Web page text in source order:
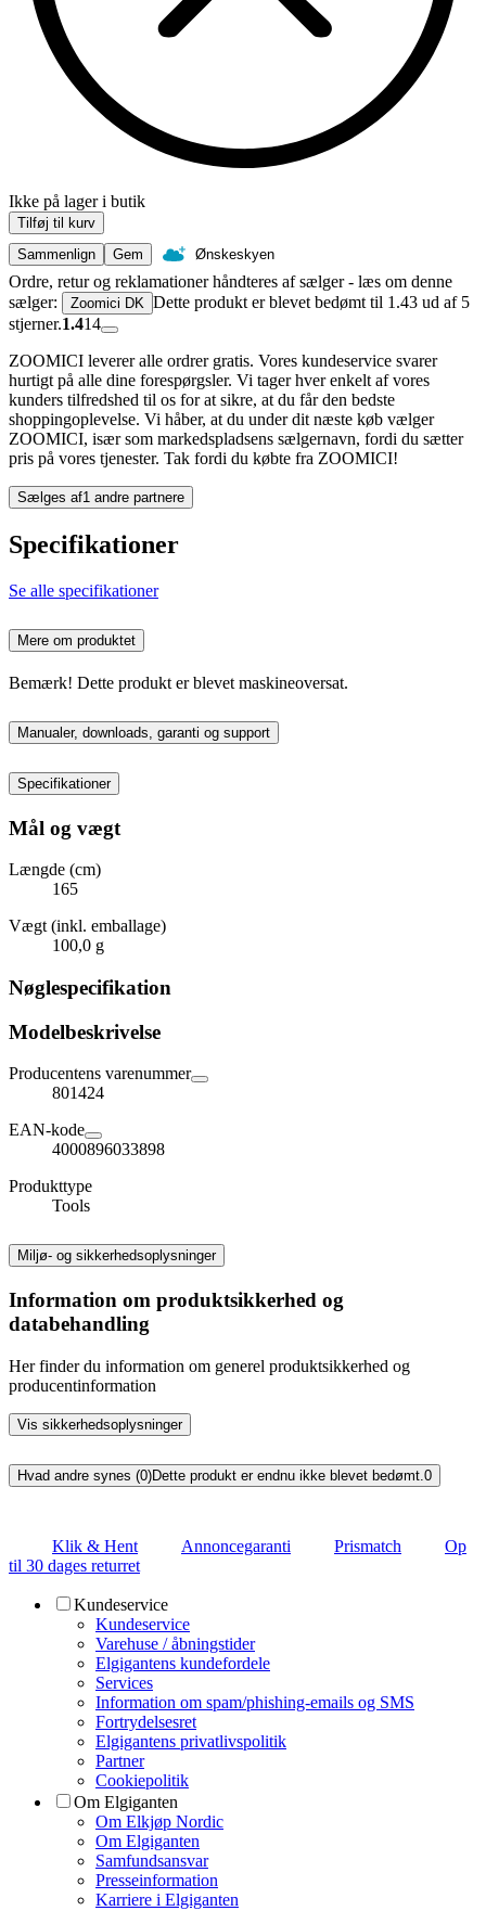
Ikke på lager i butik
Tilføj til kurv
Sammenlign
Gem Ønskeskyen
Ordre, retur og reklamationer håndteres af sælger - læs om denne
sælger:
Zoomici DK Dette produkt er blevet bedømt til 1.43 ud af 5
stjerner.1.414
ZOOMICI leverer alle ordrer gratis. Vores kundeservice svarer
hurtigt på alle dine forespørgsler. Vi tager hver enkelt af vores
kunders tilfredshed til os for at sikre, at du får den bedste
shoppingoplevelse. Vi håber, at du under dit næste køb vælger
ZOOMICI, især som markedspladsens sælgernavn, fordi du sætter
pris på vores tjenester. Tak fordi du købte fra ZOOMICI!
Sælges af1 andre partnere
Specifikationer
Se alle specifikationer
Mere om produktet
Bemærk! Dette produkt er blevet maskineoversat.
Manualer, downloads, garanti og support
Specifikationer
Mål og vægt
Længde (cm)
165
Vægt (inkl. emballage)
100,0 g
Nøglespecifikation
Modelbeskrivelse
Producentens varenummer
801424
EAN-kode
4000896033898
Produkttype
Tools
Miljø- og sikkerhedsoplysninger
Information om produktsikkerhed og
databehandling
Her finder du information om generel produktsikkerhed og
producentinformation
Vis sikkerhedsoplysninger
Hvad andre synes (0)Dette produkt er endnu ikke blevet bedømt. 0
Klik & Hent Annoncegaranti Prismatch
Op
til 30 dages returret
Kundeservice
Kundeservice
Varehuse / åbningstider
Elgigantens kundefordele
Services
Information om spam/phishing-emails og SMS
Fortrydelsesret
Elgigantens privatlivspolitik
Partner
Cookiepolitik
Om Elgiganten
Om Elkjøp Nordic
Om Elgiganten
Samfundsansvar
Presseinformation
Karriere i Elgiganten